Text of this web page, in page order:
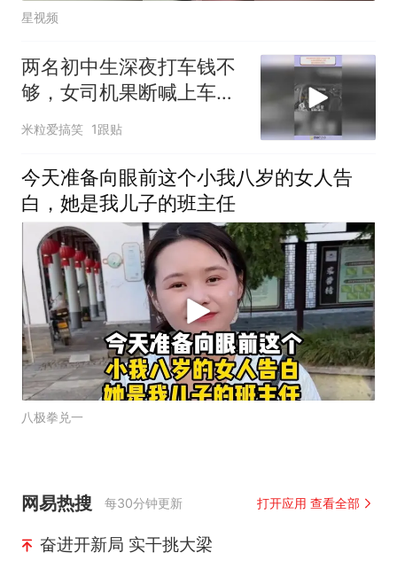
星视频
两名初中生深夜打车钱不
够，女司机果断喊上车，
被央视点名转发
米粒爱搞笑 1跟贴
今天准备向眼前这个小我八岁的女人告
白，她是我儿子的班主任
八极拳兑一
网易热搜 每30分钟更新 打开应用 查看全部
奋进开新局 实干挑大梁